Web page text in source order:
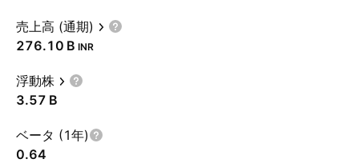
売上高 (通期)
‪276.10 B‬ INR
浮動株
‪3.57 B‬
ベータ (1年)
0.64